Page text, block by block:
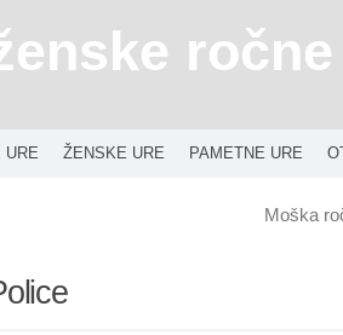
URE ŽENSKE URE PAMETNE URE
Moška